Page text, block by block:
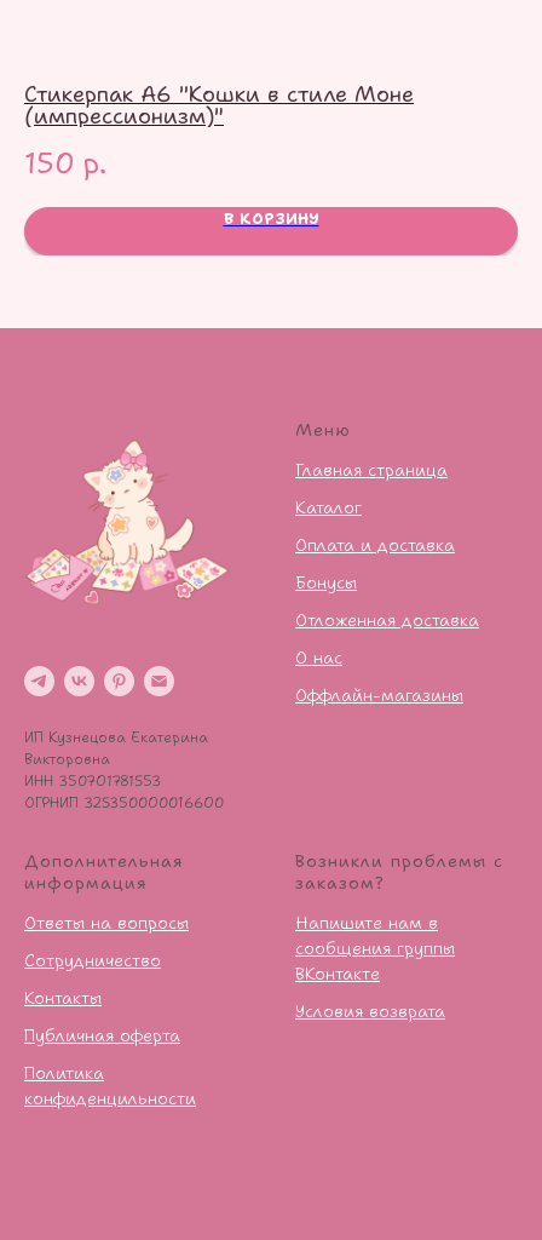
Стикерпак А6 "Кошки в стиле Моне
(импрессионизм)"
150 р.
В КОРЗИНУ
ИП Кузнецова Екатерина
Викторовна
ИНН 350701781553
ОГРНИП 325350000016600
Меню
Главная страница
Каталог
Оплата и доставка
Бонусы
Отложенная доставка
О нас
Оффлайн-магазины
Дополнительная
информация
Ответы на вопросы
Сотрудничество
Контакты
Публичная оферта
Политика
конфиденцильности
Возникли проблемы с
заказом?
Напишите нам в
сообщения группы
ВКонтакте
Условия возврата